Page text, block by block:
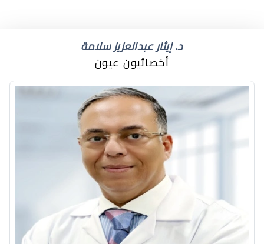
د. إيثار عبدالعزيز سلامة
أخصائيون عيون